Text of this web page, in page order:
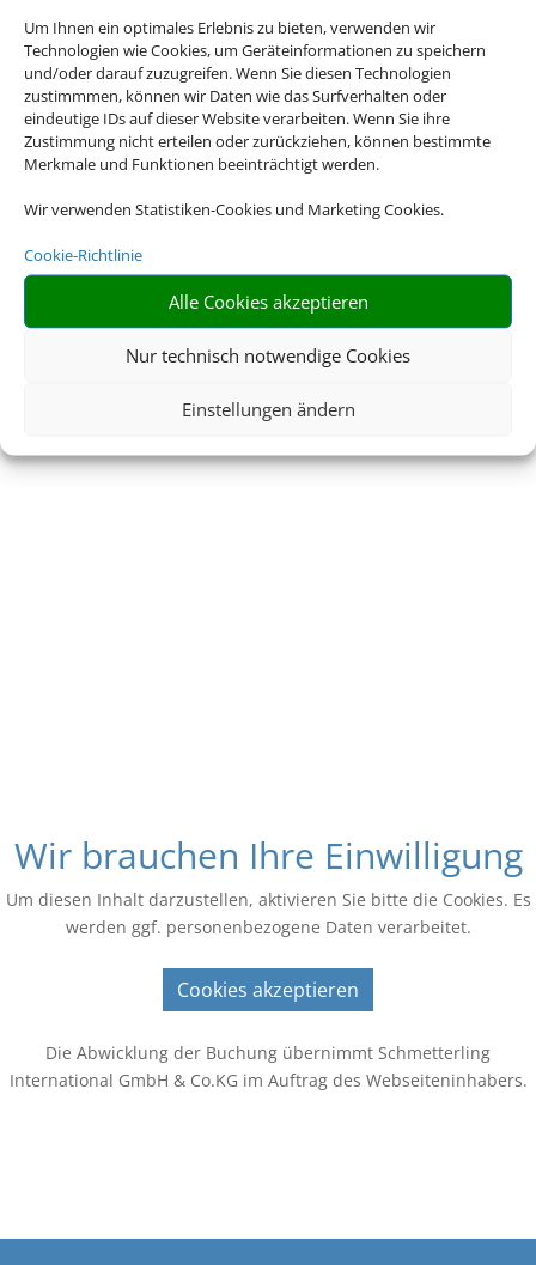
Um Ihnen ein optimales Erlebnis zu bieten, verwenden wir
Technologien wie Cookies, um Geräteinformationen zu speichern
und/oder darauf zuzugreifen. Wenn Sie diesen Technologien
zustimmmen, können wir Daten wie das Surfverhalten oder
eindeutige IDs auf dieser Website verarbeiten. Wenn Sie ihre
Zustimmung nicht erteilen oder zurückziehen, können bestimmte
Merkmale und Funktionen beeinträchtigt werden.
Wir verwenden Statistiken-Cookies und Marketing Cookies.
Cookie-Richtlinie
Alle Cookies akzeptieren
Nur technisch notwendige Cookies
Einstellungen ändern
Wir brauchen Ihre Einwilligung
Um diesen Inhalt darzustellen, aktivieren Sie bitte die Cookies. Es
werden ggf. personenbezogene Daten verarbeitet.
Cookies akzeptieren
Die Abwicklung der Buchung übernimmt Schmetterling
International GmbH & Co.KG im Auftrag des Webseiteninhabers.